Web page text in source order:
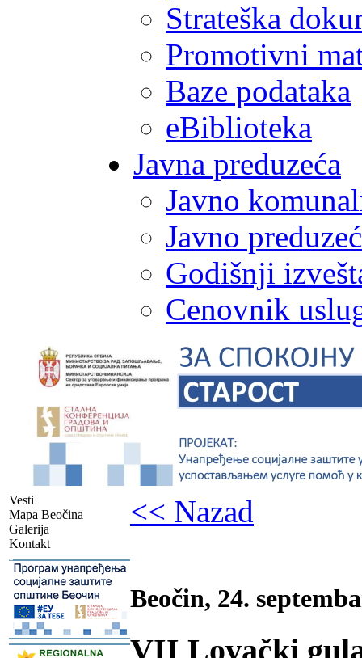
Strateška
Promotivni
Baze podataka
eBiblioteka
Javna preduzeća
Javno
Javno
Godišnji
Cenovnik
Vesti
Mapa Beočina
Galerija
Kontakt
-
-
<< Nazad
Beočin, 24.
VII Lovački